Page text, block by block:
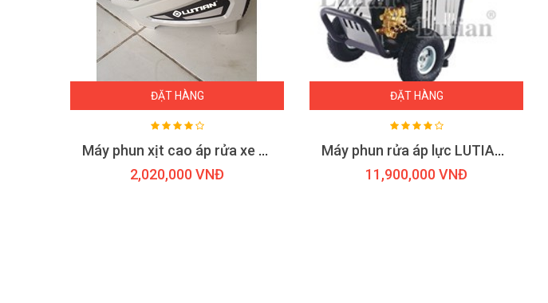
ĐẶT HÀNG
Máy phun xịt cao áp rửa xe Lutian LT210G-1300
2,020,000 VNĐ
ĐẶT HÀNG
Máy phun rửa áp lực LUTIAN 18M17 - 3.0KW ( 1 pha )
11,900,000 VNĐ